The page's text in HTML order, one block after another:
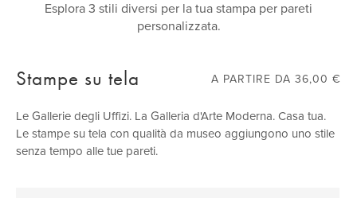
Esplora 3 stili diversi per la tua stampa per pareti
personalizzata.
Stampe su tela A PARTIRE DA 36,00 €
Le Gallerie degli Uffizi. La Galleria d'Arte Moderna. Casa tua.
Le stampe su tela con qualità da museo aggiungono uno stile
senza tempo alle tue pareti.